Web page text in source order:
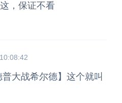
，保证不看
大战希尔德】这个就叫